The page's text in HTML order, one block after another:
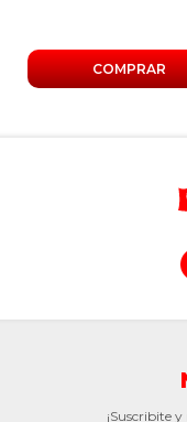
¡Suscribite